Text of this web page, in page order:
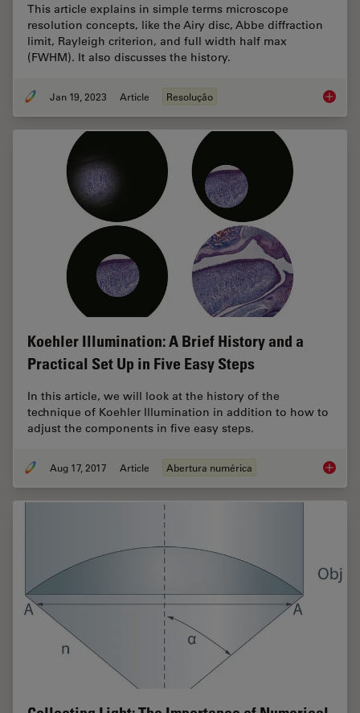
This article explains in simple terms microscope
resolution concepts, like the Airy disc, Abbe diffraction
limit, Rayleigh criterion, and full width half max
(FWHM). It also discusses the history.
Jan 19, 2023 Article Resolução
Koehler Illumination: A Brief History and a
Practical Set Up in Five Easy Steps
In this article, we will look at the history of the
technique of Koehler Illumination in addition to how to
adjust the components in five easy steps.
Aug 17, 2017 Article Abertura numérica